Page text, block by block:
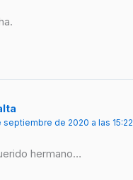
septiembre de 2020 a las 15:22
hermano…